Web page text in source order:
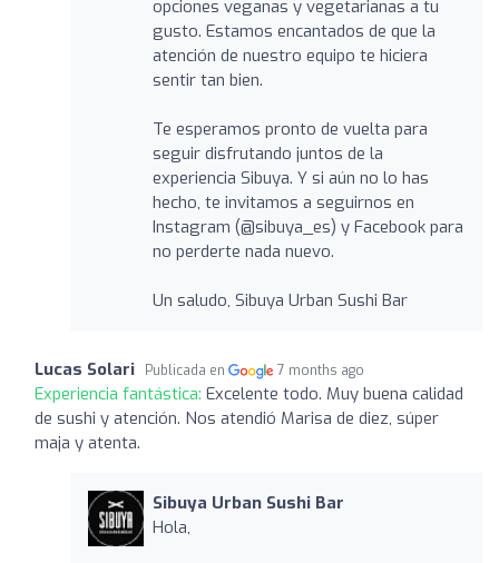
opciones veganas y vegetarianas a tu
gusto. Estamos encantados de que la
atención de nuestro equipo te hiciera
sentir tan bien.
Te esperamos pronto de vuelta para
seguir disfrutando juntos de la
experiencia Sibuya. Y si aún no lo has
hecho, te invitamos a seguirnos en
Instagram (@sibuya_es) y Facebook para
no perderte nada nuevo.
Un saludo, Sibuya Urban Sushi Bar
Lucas Solari Publicada en 7 months ago
Experiencia fantástica: Excelente todo. Muy buena calidad
de sushi y atención. Nos atendió Marisa de diez, súper
maja y atenta.
Sibuya Urban Sushi Bar
Hola,